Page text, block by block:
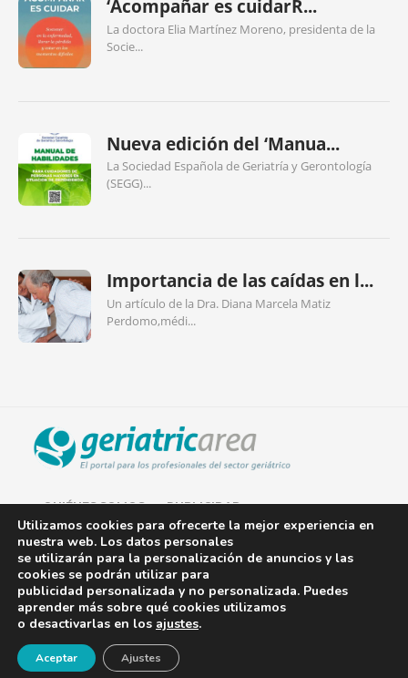
‘Acompañar es cuidarR...
La doctora Elia Martínez Moreno, presidenta de la
Socie...
Nueva edición del ‘Manua...
La Sociedad Española de Geriatría y Gerontología
(SEGG)...
Importancia de las caídas en l...
Un artículo de la Dra. Diana Marcela Matiz
Perdomo,médi...
QUIÉNES SOMOS PUBLICIDAD
AVISO LEGAL
POLÍTICA DE COOKIES
POLÍTICA DE PRIVACIDAD
CONTACTO¡Newsletter!
Utilizamos cookies para ofrecerte la mejor experiencia en
nuestra web. Los datos personales
se utilizarán para la personalización de anuncios y las
cookies se podrán utilizar para
publicidad personalizada y no personalizada. Puedes
aprender más sobre qué cookies utilizamos
o desactivarlas en los ajustes.
Aceptar Ajustes